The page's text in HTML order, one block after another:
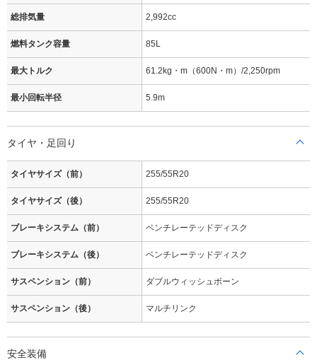
総排気量 2,992cc
燃料タンク容量 85L
最大トルク 61.2kg・m（600N・m）/2,250rpm
最小回転半径 5.9m
タイヤ・足回り
タイヤサイズ（前） 255/55R20
タイヤサイズ（後） 255/55R20
ブレーキシステム（前） ベンチレーテッドディスク
ブレーキシステム（後） ベンチレーテッドディスク
サスペンション（前） ダブルウィッシュボーン
サスペンション（後） マルチリンク
安全装備